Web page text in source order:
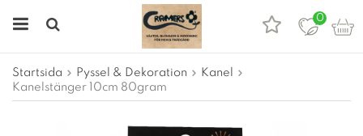
0
Startsida Pyssel & Dekoration
Kanel
Kanelstänger 10cm 80gram